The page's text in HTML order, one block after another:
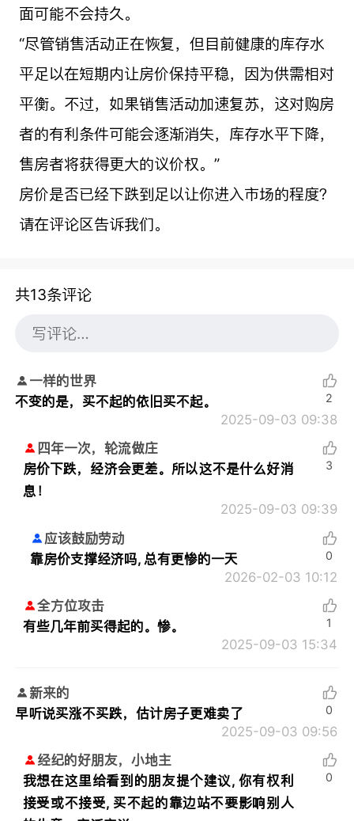
面可能不会持久。
“尽管销售活动正在恢复，但目前健康的库存水
平足以在短期内让房价保持平稳，因为供需相对
平衡。不过，如果销售活动加速复苏，这对购房
者的有利条件可能会逐渐消失，库存水平下降，
售房者将获得更大的议价权。”
房价是否已经下跌到足以让你进入市场的程度？
请在评论区告诉我们。
共13条评论
一样的世界
不变的是，买不起的依旧买不起。
2025-09-03 09:38
2
四年一次，轮流做庄
房价下跌，经济会更差。所以这不是什么好消
息！
2025-09-03 09:39
3
应该鼓励劳动
靠房价支撑经济吗, 总有更惨的一天
2026-02-03 10:12
0
全方位攻击
有些几年前买得起的。惨。
2025-09-03 15:34
1
新来的
早听说买涨不买跌，估计房子更难卖了
2025-09-03 09:56
0
经纪的好朋友，小地主
我想在这里给看到的朋友提个建议, 你有权利
接受或不接受, 买不起的靠边站不要影响别人
0